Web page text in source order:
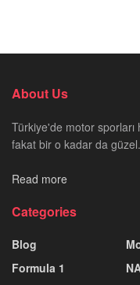
About Us
Türkiye'de motor
fakat bir o kadar da
Read more
Categories
Blog
Formula 1